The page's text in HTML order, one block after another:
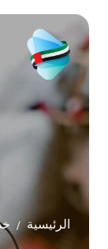
الرئيسية /